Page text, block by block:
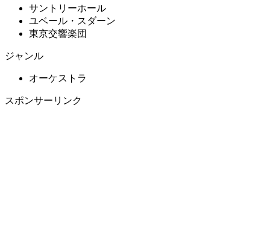
サントリーホール
ユベール・スダーン
東京交響楽団
ジャンル
オーケストラ
スポンサーリンク